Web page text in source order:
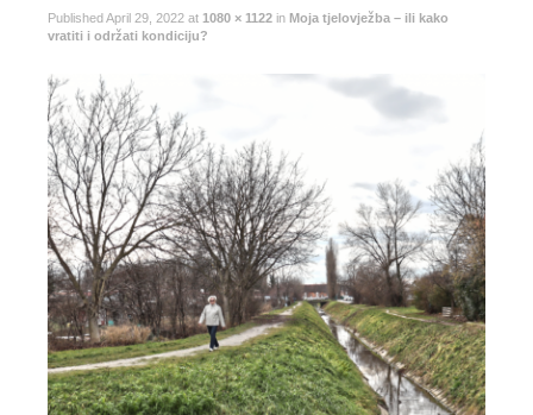
PublishedApril 29, 2022 at 1080 × 1122 in Moja tjelovježba – ili kako
vratiti i održati kondiciju?